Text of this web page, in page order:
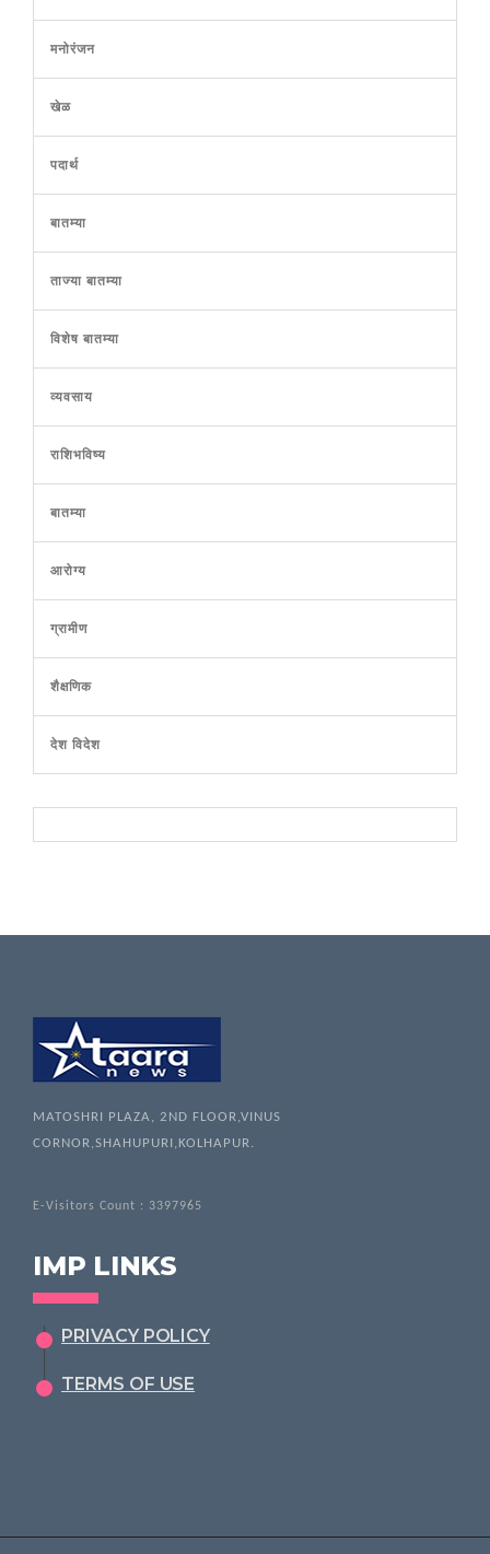
मनोरंजन
खेळ
पदार्थ
बातम्या
ताज्या बातम्या
विशेष बातम्या
व्यवसाय
राशिभविष्य
बातम्या
आरोग्य
ग्रामीण
शैक्षणिक
देश विदेश
MATOSHRI PLAZA, 2ND FLOOR,VINUS
CORNOR,SHAHUPURI,KOLHAPUR.
E-Visitors Count : 3397965
IMP LINKS
PRIVACY POLICY
TERMS OF USE